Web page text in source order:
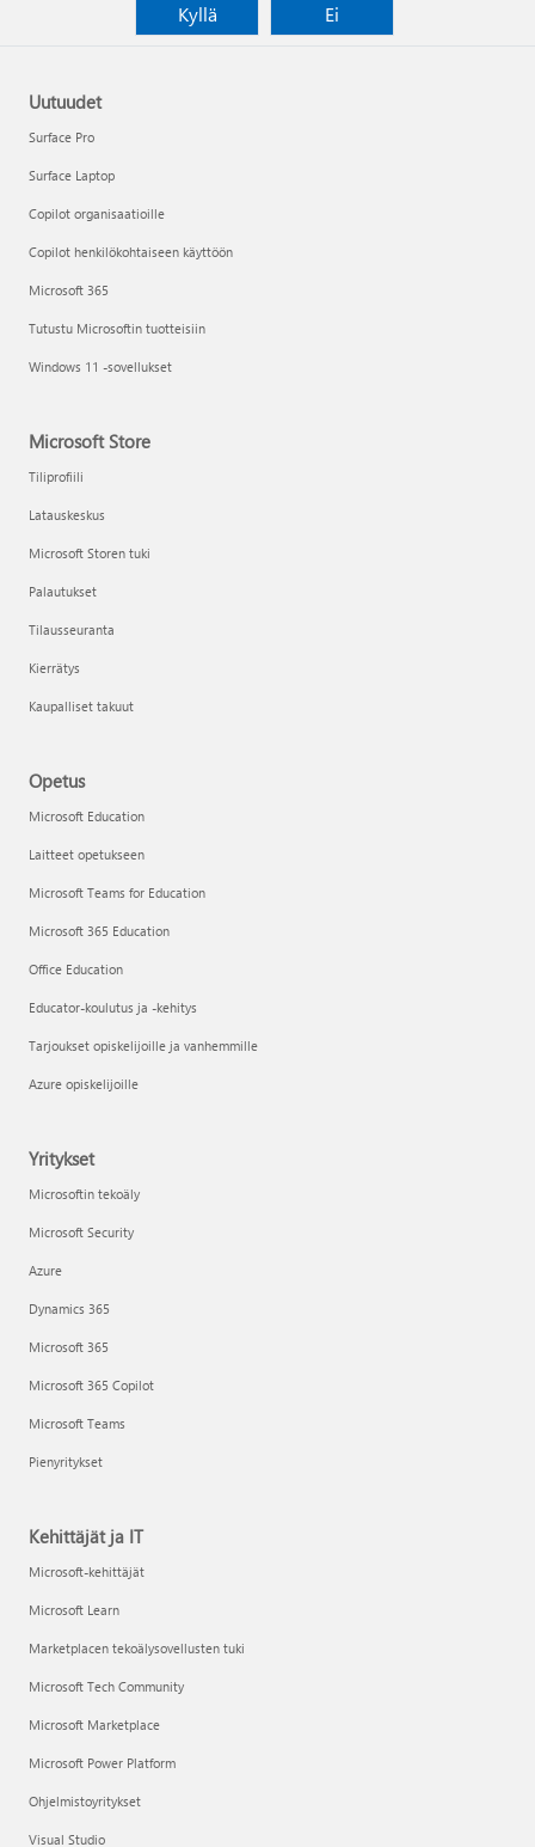
Kyllä
Ei
Uutuudet
Surface Pro
Surface Laptop
Copilot organisaatioille
Copilot henkilökohtaiseen käyttöön
Microsoft 365
Tutustu Microsoftin tuotteisiin
Windows 11 -sovellukset
Microsoft Store
Tiliprofiili
Latauskeskus
Microsoft Storen tuki
Palautukset
Tilausseuranta
Kierrätys
Kaupalliset takuut
Opetus
Microsoft Education
Laitteet opetukseen
Microsoft Teams for Education
Microsoft 365 Education
Office Education
Educator-koulutus ja -kehitys
Tarjoukset opiskelijoille ja vanhemmille
Azure opiskelijoille
Yritykset
Microsoftin tekoäly
Microsoft Security
Azure
Dynamics 365
Microsoft 365
Microsoft 365 Copilot
Microsoft Teams
Pienyritykset
Kehittäjät ja IT
Microsoft-kehittäjät
Microsoft Learn
Marketplacen tekoälysovellusten tuki
Microsoft Tech Community
Microsoft Marketplace
Microsoft Power Platform
Ohjelmistoyritykset
Visual Studio